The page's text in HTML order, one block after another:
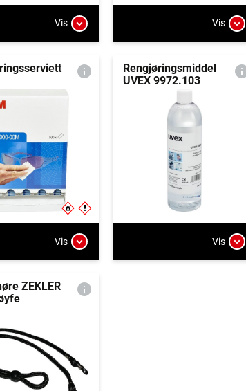
Vis Vis
Vis
Rengjøringsmiddel
UVEX 9972.103
Vis
ZEKLER